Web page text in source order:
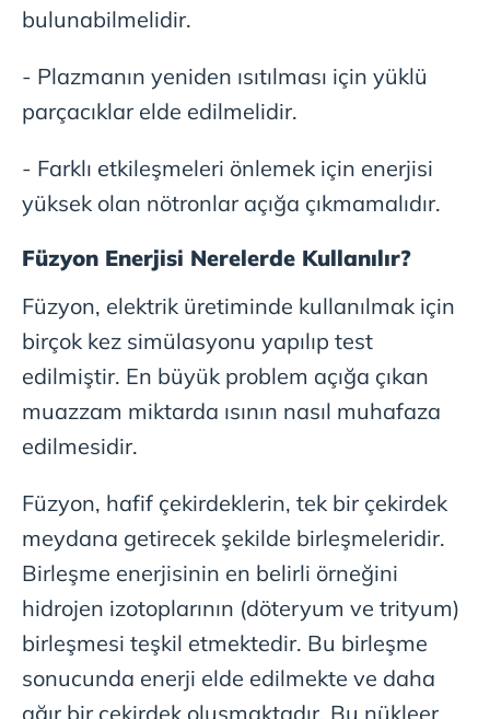
bulunabilmelidir.
- Plazmanın yeniden ısıtılması için yüklü
parçacıklar elde edilmelidir.
- Farklı etkileşmeleri önlemek için enerjisi
yüksek olan nötronlar açığa çıkmamalıdır.
Füzyon Enerjisi Nerelerde Kullanılır?
Füzyon, elektrik üretiminde kullanılmak için
birçok kez simülasyonu yapılıp test
edilmiştir. En büyük problem açığa çıkan
muazzam miktarda ısının nasıl muhafaza
edilmesidir.
Füzyon, hafif çekirdeklerin, tek bir çekirdek
meydana getirecek şekilde birleşmeleridir.
Birleşme enerjisinin en belirli örneğini
hidrojen izotoplarının (döteryum ve trityum)
birleşmesi teşkil etmektedir. Bu birleşme
sonucunda enerji elde edilmekte ve daha
ağır bir çekirdek oluşmaktadır. Bu nükleer